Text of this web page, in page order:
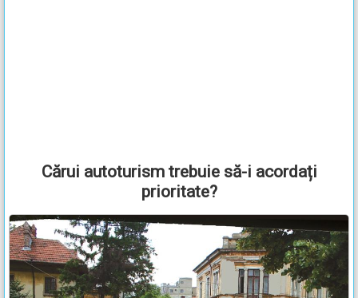
Cărui autoturism trebuie să-i acordați
prioritate?